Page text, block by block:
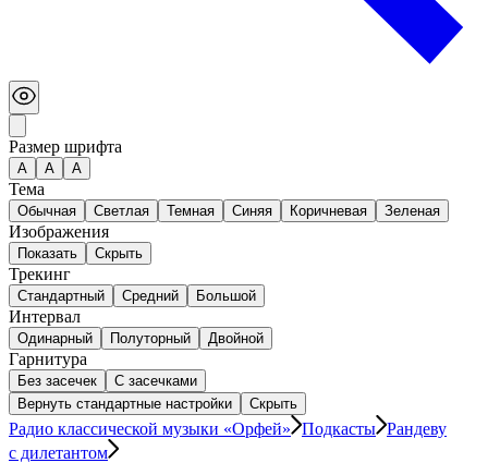
Размер шрифта
А A A
Тема
Обычная Светлая Темная Синяя Коричневая Зеленая
Изображения
Показать Скрыть
Трекинг
Стандартный Средний Большой
Интервал
Одинарный Полуторный Двойной
Гарнитура
Без засечек
С засечками
Вернуть стандартные настройки
Скрыть
Радио классической музыки «Орфей» Подкасты Рандеву
с дилетантом